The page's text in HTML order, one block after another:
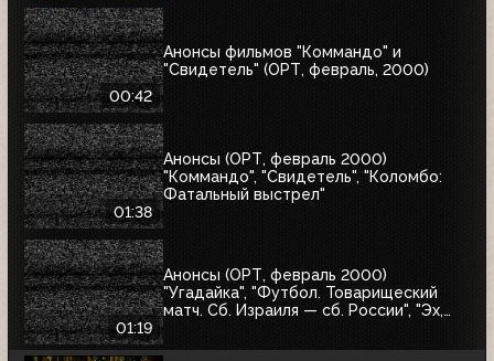
00:42
Анонсы фильмов "Коммандо" и
"Свидетель" (ОРТ, февраль, 2000)
01:38
Анонсы (ОРТ, февраль 2000)
"Коммандо", "Свидетель", "Коломбо:
Фатальный выстрел"
01:19
Анонсы (ОРТ, февраль 2000)
"Угадайка", "Футбол. Товарищеский
матч. Сб. Израиля — сб. России", "Эх,